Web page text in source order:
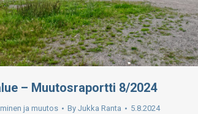
– Muutosraportti 8/2024
ja muutos By Jukka Ranta 5.8.2024